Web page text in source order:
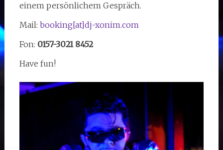
einem persönlichem Gespräch.
Mail: booking[at]dj-xonim.com
Fon: 0157-3021 8452
Have fun!